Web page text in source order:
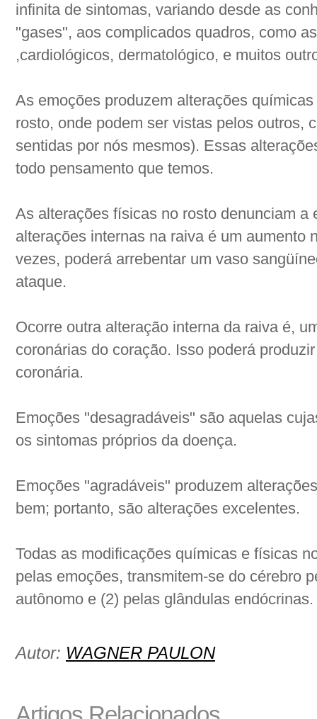
infinita de sintomas, variando desde as
"gases", aos complicados quadros, como
,cardiológicos, dermatológico, e muitos
As emoções produzem alterações
rosto, onde podem ser vistas pelos outros,
sentidas por nós mesmos). Essas
todo pensamento que temos.
As alterações físicas no rosto denunciam a
alterações internas na raiva é um aumento
vezes, poderá arrebentar um vaso
ataque.
Ocorre outra alteração interna da raiva é,
coronárias do coração. Isso poderá
coronária.
Emoções "desagradáveis" são aquelas
os sintomas próprios da doença.
Emoções "agradáveis" produzem
bem; portanto, são alterações excelentes.
Todas as modificações químicas e físicas
pelas emoções, transmitem-se do cérebro
autônomo e (2) pelas glândulas endócrinas.
Autor: WAGNER PAULON